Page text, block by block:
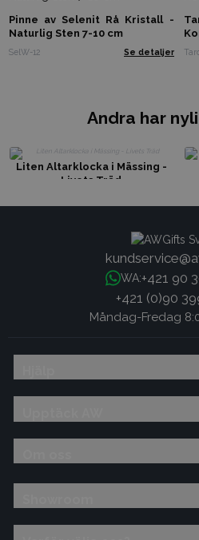
Pinne av Selenit Rå Kristall -
Naturlig Sten 7-10 cm
SelW-12 Se detaljer
Andra har
Liten Altarklocka i Mässing -
Livets Träd
WA:+421 90
+421 (0)90
Måndag-Fredag